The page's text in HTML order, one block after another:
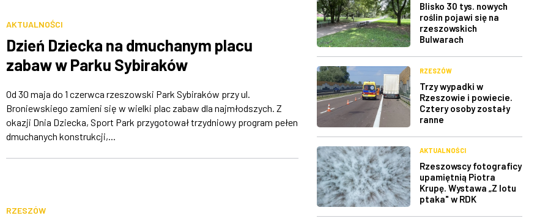
AKTUALNOŚCI
Dzień Dziecka na dmuchanym placu
zabaw w Parku Sybiraków
Od 30 maja do 1 czerwca rzeszowski Park Sybiraków przy ul.
Broniewskiego zamieni się w wielki plac zabaw dla najmłodszych. Z
okazji Dnia Dziecka, Sport Park przygotował trzydniowy program pełen
dmuchanych konstrukcji,...
RZESZÓW
Blisko 30 tys. nowych
roślin pojawi się na
rzeszowskich
Bulwarach
RZESZÓW
Trzy wypadki w
Rzeszowie i powiecie.
Cztery osoby zostały
ranne
AKTUALNOŚCI
Rzeszowscy fotograficy
upamiętnią Piotra
Krupę. Wystawa „Z lotu
ptaka" w RDK